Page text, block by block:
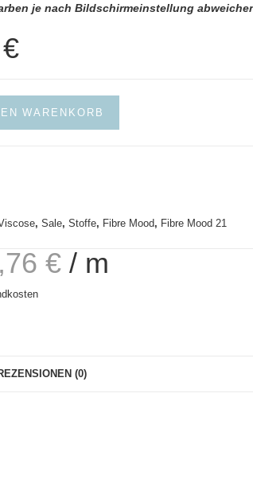
je nach Bildschirmeinstellung
€Aktueller
WARENKORB
, Sale, Stoffe, Fibre Mood, Fibre Mood 21
€ / m
(0)